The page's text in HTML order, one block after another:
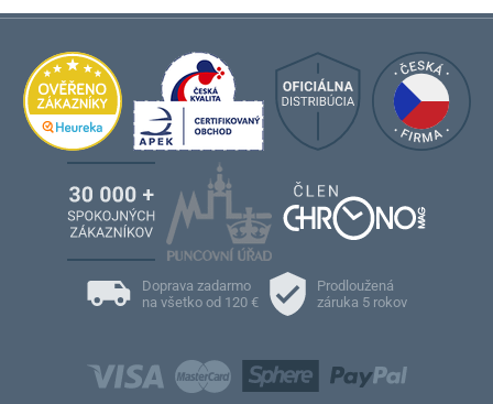
Doprava zadarmo
na všetko od 120 €
Prodloužená
záruka 5 rokov